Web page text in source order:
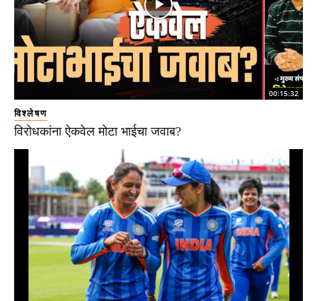
00:15:32
विश्लेषण
विरोधकांना ऐकवेल मोटा भाईचा जवाब?